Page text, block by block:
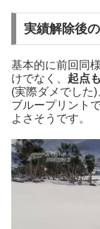
実績解除後
基本的に前回同
けでなく、 起点
(実際ダメでした
ブループリント
よさそうです。